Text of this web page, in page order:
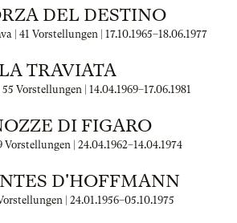
DEL DESTINO
| 41 Vorstellungen | 17.10.1965–18.06.1977
LA TRAVIATA
Vorstellungen | 14.04.1969–17.06.1981
DI FIGARO
| 24.04.1962–14.04.1974
D'HOFFMANN
| 24.01.1956–05.10.1975